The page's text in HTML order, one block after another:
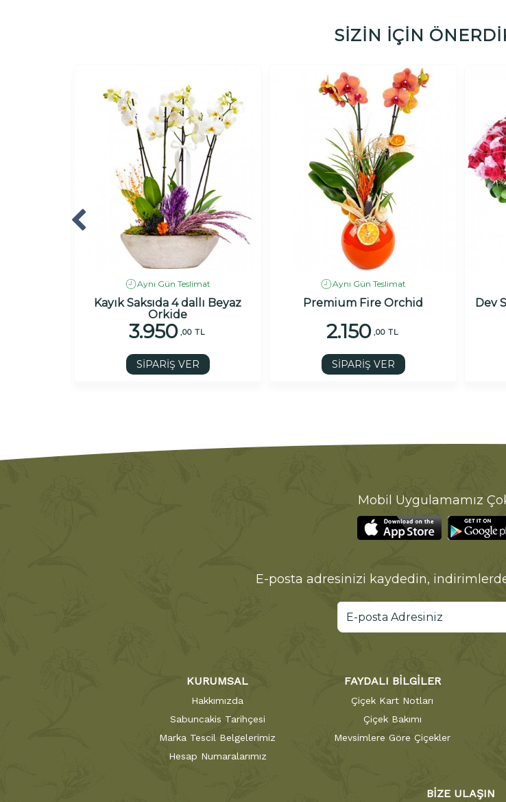
SİZİN İÇİN
Aynı Gün Teslimat
Kayık Saksıda 4 dallı Beyaz
Orkide
3.950 ,00 TL
SİPARİŞ VER
Aynı Gün Teslimat
Premium Fire Orchid
2.150 ,00 TL
SİPARİŞ VER
Dev
Mobil Uygulamamız
E-posta adresinizi kaydedin,
KURUMSAL
Hakkımızda
Sabuncakis Tarihçesi
Marka Tescil Belgelerimiz
Hesap Numaralarımız
FAYDALI BİLGİLER
Çiçek Kart Notları
Çiçek Bakımı
Mevsimlere Göre Çiçekler
BİZE ULAŞIN